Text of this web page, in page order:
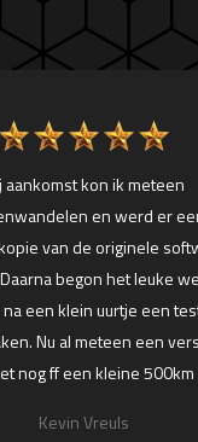
aankomst kon ik meteen
en werd er
van de originele
begon het leuke
een klein uurtje een
Nu al meteen een
nog ff een kleine 500km
Kevin Vreuls